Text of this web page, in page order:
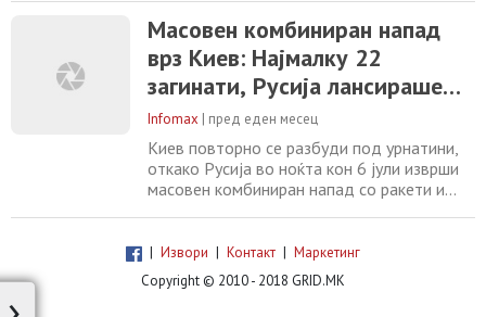
енергетика во Киев и околниот регион,
како и инфраструктурата на воените
аеродроми во регионите Дњепропетровск,
Полтава, Черкаси, Чернихив и Киев,
соопшти утрово руското Министерство
Масовен комбиниран напад
врз Киев: Најмалку 22
загинати, Русија лансираше
419 ракети и дронови
Infomax | пред еден месец
Киев повторно се разбуди под урнатини,
откако Русија во ноќта кон 6 јули изврши
масовен комбиниран напад со ракети и
Independent, најмалку 22 лица загинале, а
десетици се повредени, меѓу нив и деца,
во еден од најтешките напади врз Киев во
| Извори | Контакт | Маркетинг
Copyright © 2010 - 2018 GRID.MK